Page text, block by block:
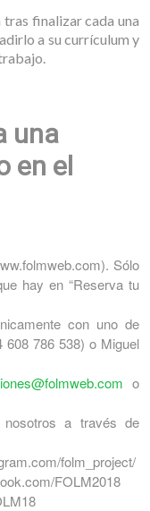
finalizar cada una
a su currículum y
una
en el
Sólo
hay en “Reserva tu
con uno de
608 786 538) o Miguel
o
a través de
folm_project/
FOLM2018